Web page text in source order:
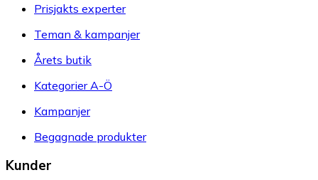
Prisjakts experter
Teman & kampanjer
Årets butik
Kategorier A-Ö
Kampanjer
Begagnade produkter
Kunder